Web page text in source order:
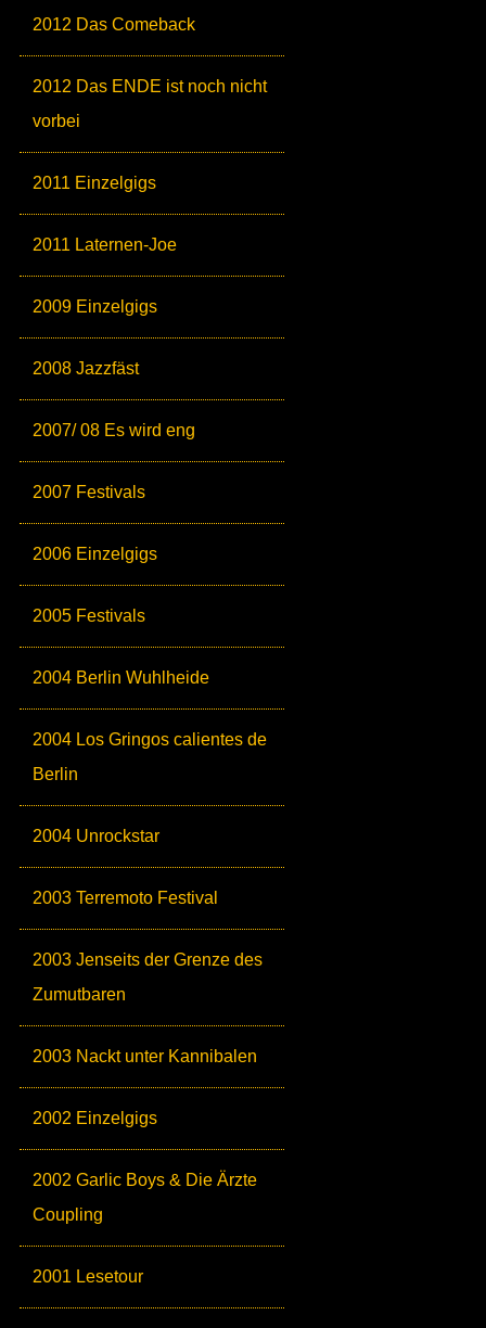
2012 Das Comeback
2012 Das ENDE ist noch nicht
vorbei
2011 Einzelgigs
2011 Laternen-Joe
2009 Einzelgigs
2008 Jazzfäst
2007/ 08 Es wird eng
2007 Festivals
2006 Einzelgigs
2005 Festivals
2004 Berlin Wuhlheide
2004 Los Gringos calientes de
Berlin
2004 Unrockstar
2003 Terremoto Festival
2003 Jenseits der Grenze des
Zumutbaren
2003 Nackt unter Kannibalen
2002 Einzelgigs
2002 Garlic Boys & Die Ärzte
Coupling
2001 Lesetour